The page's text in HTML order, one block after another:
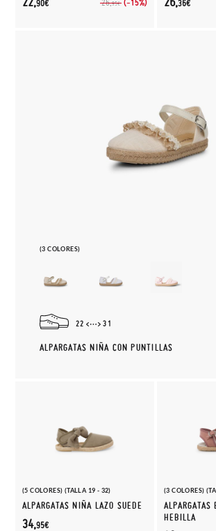
26,95€ (-15%)
90€ 36€
(3 COLORES)
22 31
ALPARGATAS NIÑA CON PUNTILLAS
(5 COLORES) (TALLA 19 - 32)
ALPARGATAS NIÑA LAZO SUEDE
34,95€
(3 COLORES)
HEBILLA